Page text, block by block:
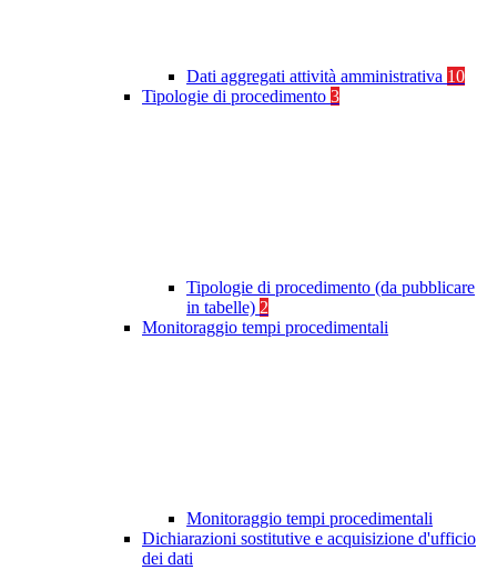
Dati aggregati attività amministrativa 10
Tipologie di procedimento 3
Tipologie di procedimento (da pubblicare
in tabelle) 2
Monitoraggio tempi procedimentali
Monitoraggio tempi procedimentali
Dichiarazioni sostitutive e acquisizione d'ufficio
dei dati